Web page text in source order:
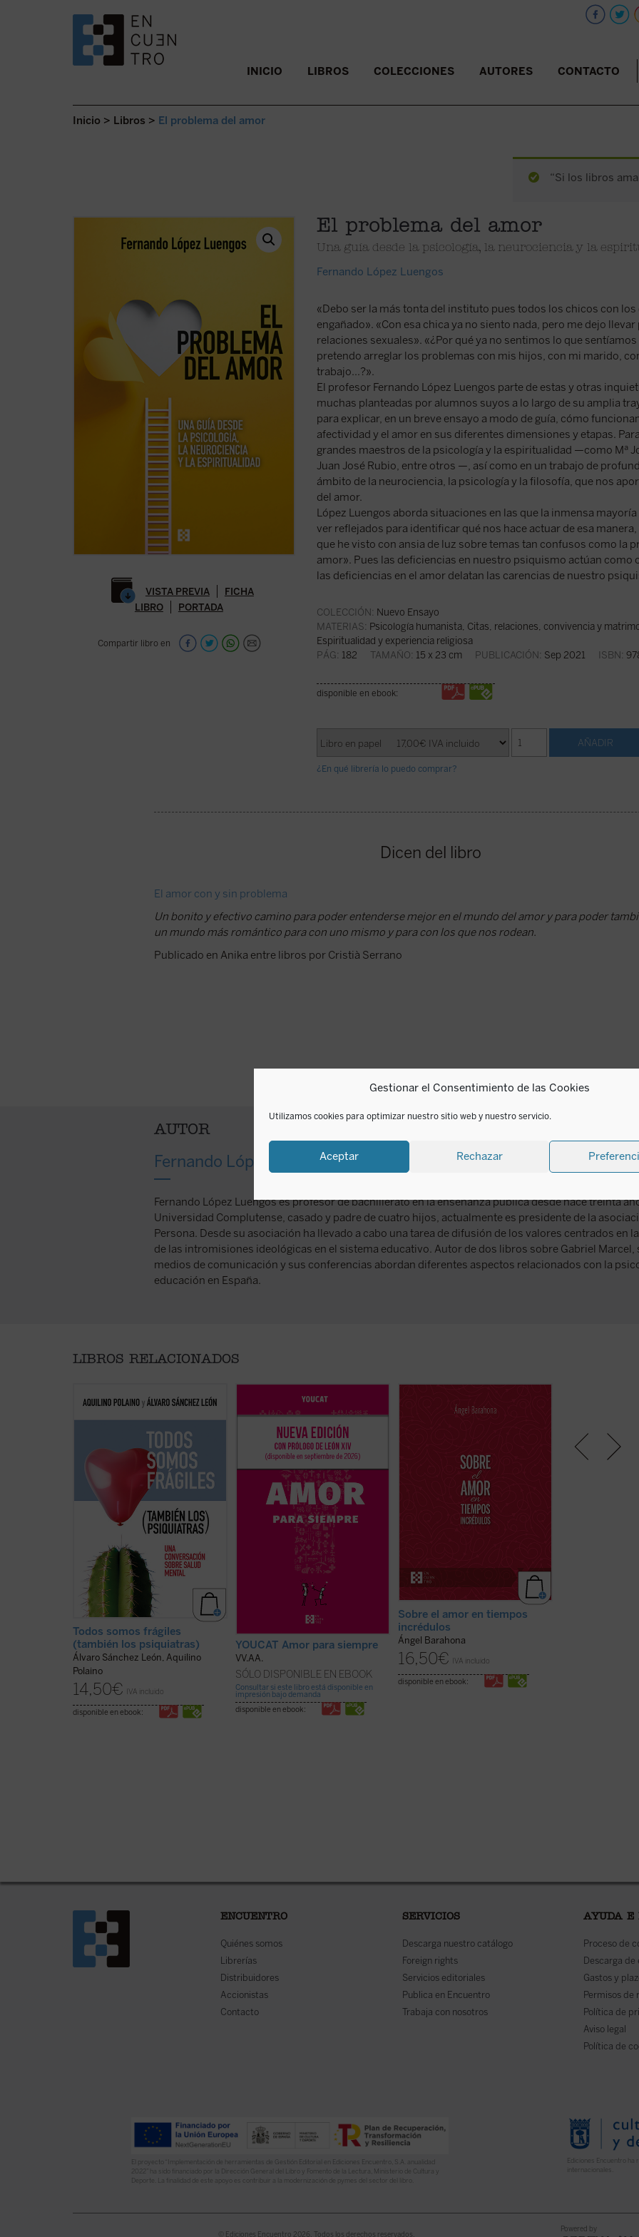
Gestionar el Consentimiento de las Cookies
Utilizamos cookies para optimizar nuestro sitio web y nuestro servicio.
Aceptar Rechazar
SALTAR AL CONTENIDO. INICIO LIBROS COLECCIONES AUTORES CONTACTO
Inicio > Libros > El problema del amor
“Si los libros
VISTA PREVIA
FICHA
LIBRO
PORTADA
Compartir libro en
El problema del amor
Una guía desde la psicología, la neurociencia y la
Fernando López Luengos
«Debo ser la más tonta del instituto pues todos los chicos con los
engañado». «Con esa chica ya no siento nada, pero me dejo llevar
relaciones sexuales». «¿Por qué ya no sentimos lo que
pretendo arreglar los problemas con mis hijos, con mi marido,
trabajo...?».
El profesor Fernando López Luengos parte de estas y otras
muchas planteadas por alumnos suyos a lo largo de su amplia
para explicar, en un breve ensayo a modo de guía, cómo
afectividad y el amor en sus diferentes dimensiones y etapas.
grandes maestros de la psicología y la espiritualidad —como Mª
Juan José Rubio, entre otros —, así como en un trabajo de
ámbito de la neurociencia, la psicología y la filosofía, que nos
del amor.
López Luengos aborda situaciones en las que la inmensa
ver reflejados para identificar qué nos hace actuar de esa manera,
que he visto con ansia de luz sobre temas tan confusos como la
amor». Pues las deficiencias en nuestro psiquismo actúan como
las deficiencias en el amor delatan las carencias de nuestro
COLECCIÓN: Nuevo Ensayo
MATERIAS: Psicología humanista, Citas, relaciones, convivencia y
Espiritualidad y experiencia religiosa
PÁG: 182 TAMAÑO: 15 x 23 cm PUBLICACIÓN: Sep 2021 ISBN:
disponible en ebook:
¿En qué librería lo puedo comprar?
Dicen del libro
El amor con y sin problema
Un bonito y efectivo camino para poder entenderse mejor en el mundo del amor y para poder
un mundo más romántico para con uno mismo y para con los que nos rodean.
Publicado en Anika entre libros por Cristià Serrano
AUTOR
Fernando López Luengos
Fernando López Luengos es profesor de bachillerato en la enseñanza pública desde hace treinta
Universidad Complutense, casado y padre de cuatro hijos, actualmente es presidente de la
Persona. Desde su asociación ha llevado a cabo una tarea de difusión de los valores centrados en
de las intromisiones ideológicas en el sistema educativo. Autor de dos libros sobre Gabriel
medios de comunicación y sus conferencias abordan diferentes aspectos relacionados con la
educación en España.
LIBROS RELACIONADOS
¿Qué bulle dentro de un
de 45 años tratando miles de
biografías? Conversar con uno de
su carrera médica justo después
de colgar la bata es sanador. Más
de cien preguntas sobre él y sobre
cada uno de nosotros: este
diálogo está escrito para todos
aquellos en busca del ...(ver ficha)
Todos somos frágiles
(también los psiquiatras)
Álvaro Sánchez León, Aquilino
Polaino
14,50€ IVA incluido
disponible en ebook:
Basado en casi mil preguntas de
jóvenes de más de treinta países,
y elaborado por sacerdotes,
matrimonios y teólogos, este libro
acompaña a la pareja antes,
durante y después de la
preparación matrimonial,
ayudándola a reflexionar, dialogar
y crecer en el amor. Un libro clave
para quienes no quieren jugar ...
YOUCAT Amor para siempre
VV.AA.
SÓLO DISPONIBLE EN EBOOK
Consultar si este libro está disponible en
impresión bajo demanda
disponible en ebook:
Ángel Barahona ofrece una visión
convincente de las profundas
Pablo II, Benedicto XVI y Francisco
sobre el amor humano y divino.
Este libro explora estas y muchas
otras cuestiones para orientar
hacia el amor que satisface....
Sobre el amor en tiempos
incrédulos
Ángel Barahona
16,50€ IVA incluido
disponible en ebook:
experiencia
de su autora, el
ENCUENTRO
Quiénes somos
Librerías
Distribuidores
Accionistas
Contacto
SERVICIOS
Descarga nuestro catálogo
Foreign rights
Servicios editoriales
Publica en Encuentro
Trabaja con nosotros
AYUDA E
Proceso de
Descarga de
Gastos y
Permisos de
Política de
Aviso legal
Política de
El proyecto “Implementación de herramientas de Gestión Editorial en Ediciones Encuentro, S.A. anualidad
2022” ha sido financiado por la Dirección General del Libro y Fomento de la Lectura, Ministerio de Cultura y
Deporte. La finalidad de este apoyo es contribuir a la modernización de pymes del sector del libro.
Ediciones Encuentro
© Ediciones Encuentro 2026. Todos los derechos reservados.
Powered by